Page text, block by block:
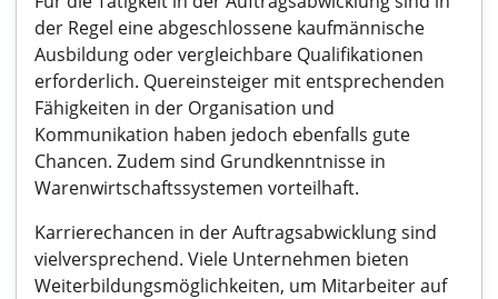
der Regel eine abgeschlossene kaufmännische
Ausbildung oder vergleichbare Qualifikationen
erforderlich. Quereinsteiger mit entsprechenden
Fähigkeiten in der Organisation und
Kommunikation haben jedoch ebenfalls gute
Chancen. Zudem sind Grundkenntnisse in
Warenwirtschaftssystemen vorteilhaft.
Karrierechancen in der Auftragsabwicklung sind
vielversprechend. Viele Unternehmen bieten
Weiterbildungsmöglichkeiten, um Mitarbeiter auf